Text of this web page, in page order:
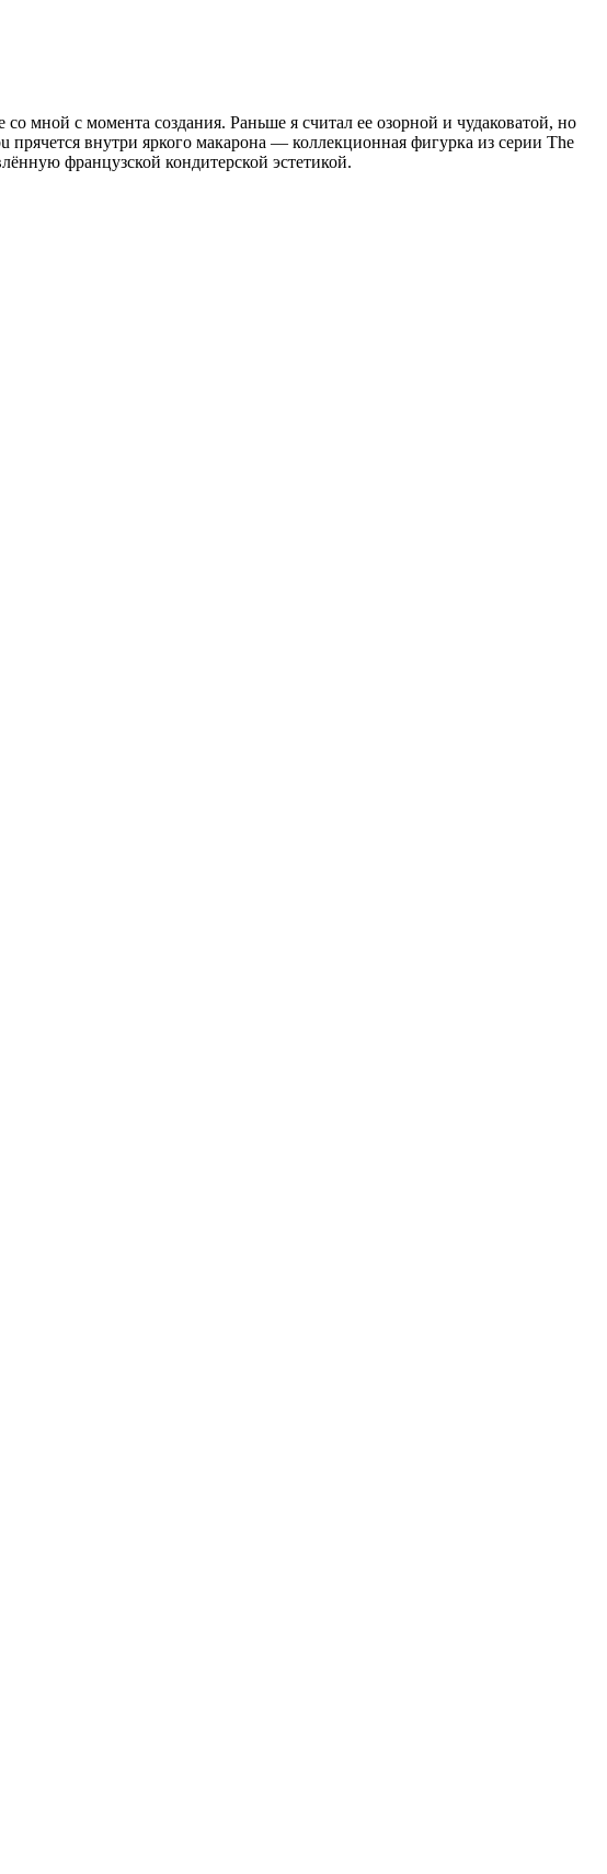
мной с момента создания. Раньше я считал ее озорной и чудаковатой, но
внутри яркого макарона — коллекционная фигурка из серии The
французской кондитерской эстетикой.